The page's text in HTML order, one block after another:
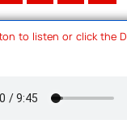
to listen or click the